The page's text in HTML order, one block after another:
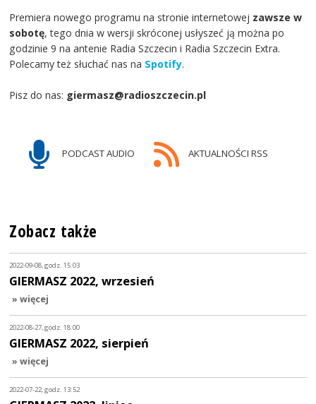
Premiera nowego programu na stronie internetowej zawsze w
sobotę, tego dnia w wersji skróconej usłyszeć ją można po
godzinie 9 na antenie Radia Szczecin i Radia Szczecin Extra.
Polecamy też słuchać nas na Spotify.
Pisz do nas: giermasz@radioszczecin.pl
PODCAST AUDIO AKTUALNOŚCI RSS
Zobacz także
2022-09-08, godz. 15:03
GIERMASZ 2022, wrzesień
» więcej
2022-08-27, godz. 18:00
GIERMASZ 2022, sierpień
» więcej
2022-07-22, godz. 13:52